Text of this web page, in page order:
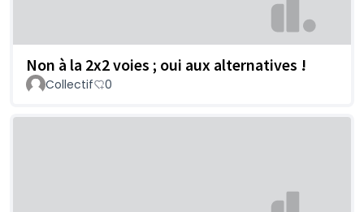
Non à la 2x2 voies ; oui aux alternatives !
Collectif 0